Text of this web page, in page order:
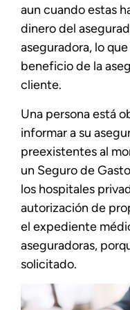
aun cuando estas
dinero del
aseguradora, lo
beneficio de la
cliente.
Una persona está
informar a su
preexistentes al
un Seguro de
los hospitales
autorización de
el expediente
aseguradoras,
solicitado.